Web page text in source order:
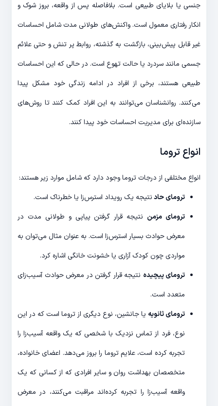
جنسی یا بلایای طبیعی است. بلافاصله پس از واقعه، بروز شوک و
انکار رفتاری معمول است. واکنش‌های طولانی مدت شامل احساسات
غیر قابل پیش‌بینی، بازگشت به گذشته، روابط پر تنش و حتی علائم
جسمی مانند سردرد یا حالت تهوع است. در حالی که این احساسات
طبیعی هستند، برخی از افراد در ادامه زندگی خود مشکل پیدا
می‌کنند. روانشناسان می‌توانند به این افراد کمک کنند تا روش‌های
سازنده‌ای برای مدیریت احساسات خود پیدا کنند.
انواع تروما
انواع مختلفی از درجات تروما وجود دارد که شامل موارد زیر هستند:
ترومای حادنتیجه یک رویداد استرس‌زا یا خطرناک است.
ترومای مزمن نتیجه قرار گرفتن پیاپی و طولانی مدت در
معرض حوادث بسیار استرس‌زا است. به عنوان مثال می‌توان به
مواردی چون کودک آزاری یا خشونت خانگی اشاره کرد.
ترومای پیچیده نتیجه قرار گرفتن در معرض حوادث آسیب‌زای
متعدد است.
ترومای ثانویه یا جانشین، نوع دیگری از تروما است که در این
نوع، فرد از تماس نزدیک با شخصی که یک واقعه آسیب‌زا را
تجربه کرده است، علایم تروما را بروز می‌دهد. اعضای خانواده،
متخصصان بهداشت روان و سایر افرادی که از کسانی که یک
واقعه آسیب‌زا را تجربه کرده‌اند مراقبت می‌کنند، در معرض